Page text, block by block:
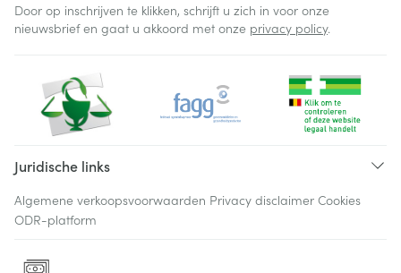
Door op inschrijven te klikken, schrijft u zich in voor onze
nieuwsbrief en gaat u akkoord met onze privacy policy.
Juridische links
Algemene verkoopsvoorwaarden Privacy disclaimer Cookies
ODR-platform